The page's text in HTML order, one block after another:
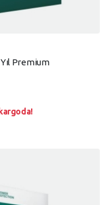
Premium